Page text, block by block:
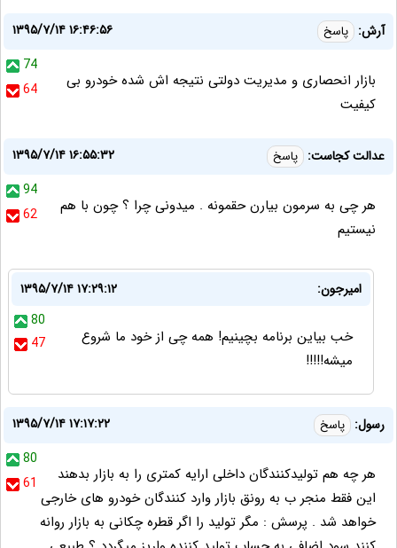
آرش: پاسخ
۱۳۹۵/۷/۱۴ ۱۶:۴۶:۵۶
74
64
بازار انحصاری و مدیریت دولتی نتیجه اش شده خودرو بی
کیفیت
عدالت کجاست: پاسخ
۱۳۹۵/۷/۱۴ ۱۶:۵۵:۳۲
94
62
هر چی به سرمون بیارن حقمونه . میدونی چرا ؟ چون با هم
نیستیم
امیرجون:
۱۳۹۵/۷/۱۴ ۱۷:۲۹:۱۲
80
47
خب بیاین برنامه بچینیم! همه چی از خود ما شروع
میشه!!!!!
رسول: پاسخ
۱۳۹۵/۷/۱۴ ۱۷:۱۷:۲۲
80
61
هر چه هم تولیدکنندگان داخلی ارایه کمتری را به بازار بدهند
این فقط منجر ب به رونق بازار وارد کنندگان خودرو های خارجی
خواهد شد . پرسش : مگر تولید را اگر قطره چکانی به بازار روانه